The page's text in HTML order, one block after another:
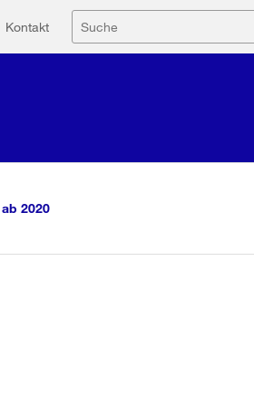
Hilfsnavigation
Kontakt Suche
2020